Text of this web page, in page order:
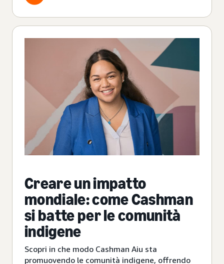
Creare un impatto
mondiale: come Cashman
si batte per le comunità
indigene
Scopri in che modo Cashman Aiu sta
promuovendo le comunità indigene, offrendo